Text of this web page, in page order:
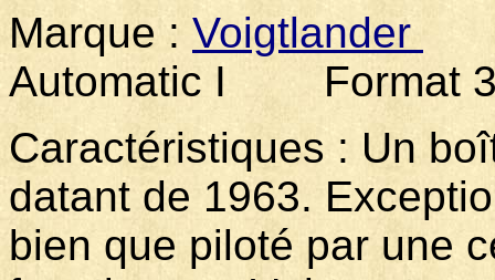
Marque : Voigtlander
Automatic I Format
Caractéristiques : Un
datant de 1963.
bien que piloté par une